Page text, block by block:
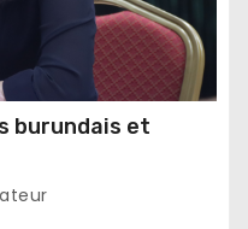
burundais et